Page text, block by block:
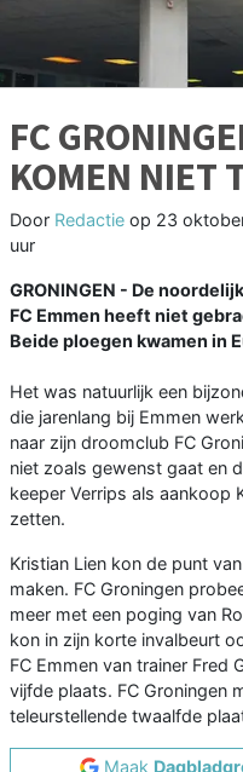
FC
KOMEN NIET
Door Redactie op 23
uur
GRONINGEN - De
FC Emmen heeft niet
Beide ploegen kwamen in
Het was natuurlijk een
die jarenlang bij Emmen
naar zijn droomclub FC
niet zoals gewenst gaat en
keeper Verrips als aankoop
zetten.
Kristian Lien kon de punt
maken. FC Groningen
meer met een poging van
kon in zijn korte invalbeurt
FC Emmen van trainer Fred
vijfde plaats. FC Groningen
teleurstellende twaalfde
Maak